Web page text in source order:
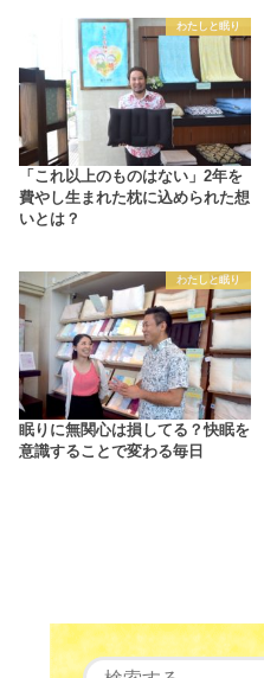
わたしと眠り
「これ以上のものはない」2年を
費やし生まれた枕に込められた想
いとは？
わたしと眠り
眠りに無関心は損してる？快眠を
意識することで変わる毎日